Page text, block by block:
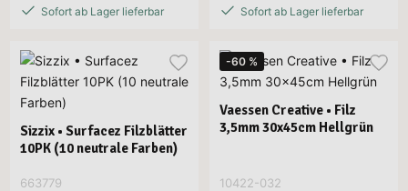
Sofort ab Lager lieferbar Sofort ab Lager lieferbar
Sizzix • Surfacez Filzblätter
10PK (10 neutrale Farben)
663779
-60 %
Vaessen Creative • Filz
3,5mm 30x45cm Hellgrün
10422-032